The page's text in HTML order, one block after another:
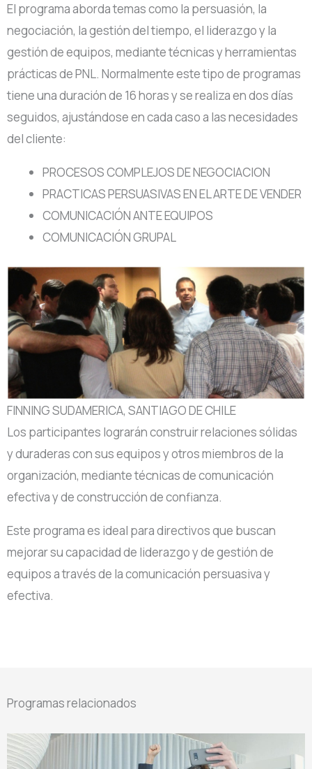
El programa aborda temas como la persuasión, la
negociación, la gestión del tiempo, el liderazgo y la
gestión de equipos, mediante técnicas y herramientas
prácticas de PNL. Normalmente este tipo de programas
tiene una duración de 16 horas y se realiza en dos días
seguidos, ajustándose en cada caso a las necesidades
del cliente:
PROCESOS COMPLEJOS DE NEGOCIACION
PRACTICAS PERSUASIVAS EN EL ARTE DE VENDER
COMUNICACIÓN ANTE EQUIPOS
COMUNICACIÓN GRUPAL
FINNING SUDAMERICA, SANTIAGO DE CHILE
Los participantes lograrán construir relaciones sólidas
y duraderas con sus equipos y otros miembros de la
organización, mediante técnicas de comunicación
efectiva y de construcción de confianza.
Este programa es ideal para directivos que buscan
mejorar su capacidad de liderazgo y de gestión de
equipos a través de la comunicación persuasiva y
efectiva.
Programas relacionados